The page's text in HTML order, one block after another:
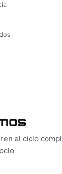
el ciclo